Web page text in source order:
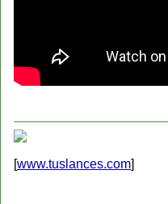
[www.tuslances.com]